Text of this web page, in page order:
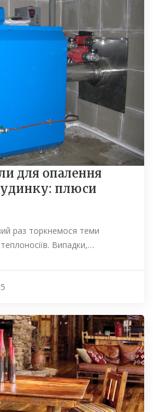
для опалення
плюси
раз торкнемося теми
Випадки,…